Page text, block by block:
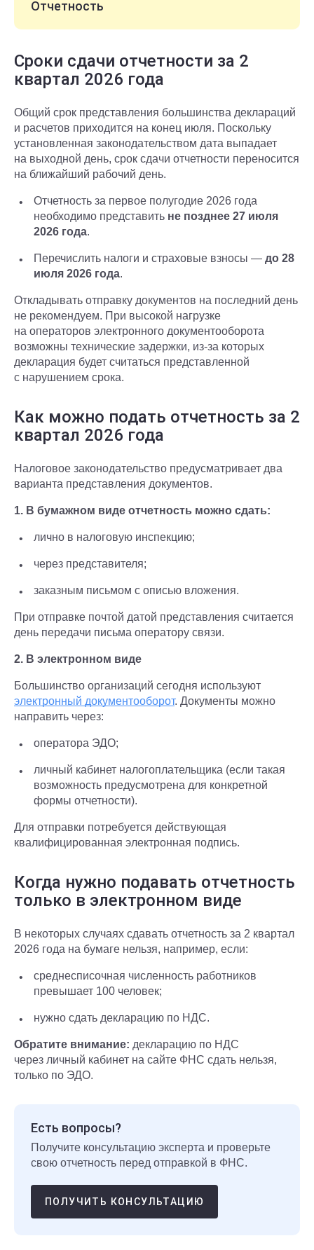
Отчетность
Сроки сдачи отчетности за 2
квартал 2026 года
Общий срок представления большинства деклараций
и расчетов приходится на конец июля. Поскольку
установленная законодательством дата выпадает
на выходной день, срок сдачи отчетности переносится
на ближайший рабочий день.
Отчетность за первое полугодие 2026 года
необходимо представить не позднее 27 июля
2026 года.
Перечислить налоги и страховые взносы — до 28
июля 2026 года.
Откладывать отправку документов на последний день
не рекомендуем. При высокой нагрузке
на операторов электронного документооборота
возможны технические задержки, из-за которых
декларация будет считаться представленной
с нарушением срока.
Как можно подать отчетность за 2
квартал 2026 года
Налоговое законодательство предусматривает два
варианта представления документов.
1. В бумажном виде отчетность можно сдать:
лично в налоговую инспекцию;
через представителя;
заказным письмом с описью вложения.
При отправке почтой датой представления считается
день передачи письма оператору связи.
2. В электронном виде
Большинство организаций сегодня используют
электронный документооборот. Документы можно
направить через:
оператора ЭДО;
личный кабинет налогоплательщика (если такая
возможность предусмотрена для конкретной
формы отчетности).
Для отправки потребуется действующая
квалифицированная электронная подпись.
Когда нужно подавать отчетность
только в электронном виде
В некоторых случаях сдавать отчетность за 2 квартал
2026 года на бумаге нельзя, например, если:
среднесписочная численность работников
превышает 100 человек;
нужно сдать декларацию по НДС.
Обратите внимание: декларацию по НДС
через личный кабинет на сайте ФНС сдать нельзя,
только по ЭДО.
Есть вопросы?
Получите консультацию эксперта и проверьте
свою отчетность перед отправкой в ФНС.
ПОЛУЧИТЬ КОНСУЛЬТАЦИЮ